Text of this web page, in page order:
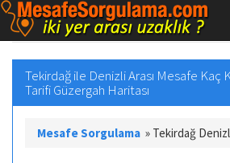
Tekirdağ ile Denizli Arası Mesafe Kaç
Tarifi Güzergah Haritası
Mesafe Sorgulama » Tekirdağ